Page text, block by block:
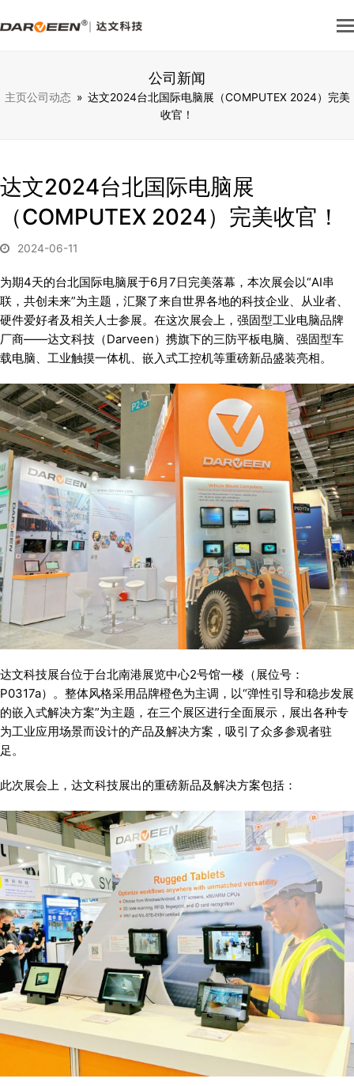
公司新闻
主页公司动态 » 达文2024台北国际电脑展（COMPUTEX 2024）完美
收官！
达文2024台北国际电脑展
（COMPUTEX 2024）完美收官！
2024-06-11
为期4天的台北国际电脑展于6月7日完美落幕，本次展会以“AI串
联，共创未来”为主题，汇聚了来自世界各地的科技企业、从业者、
硬件爱好者及相关人士参展。在这次展会上，强固型工业电脑品牌
厂商——达文科技（Darveen）携旗下的三防平板电脑、强固型车
载电脑、工业触摸一体机、 嵌入式工控机等重磅新品盛装亮相。
达文科技展台位于台北南港展览中心2号馆一楼（展位号：
P0317a）。整体风格采用品牌橙色为主调，以“弹性引导和稳步发展
的嵌入式解决方案”为主题，在三个展区进行全面展示，展出各种专
为工业应用场景而设计的产品及解决方案，吸引了众多参观者驻
足。
此次展会上，达文科技展出的重磅新品及解决方案包括：